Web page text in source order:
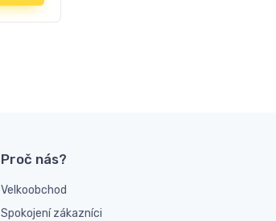
Proč nás?
Velkoobchod
Spokojení zákazníci